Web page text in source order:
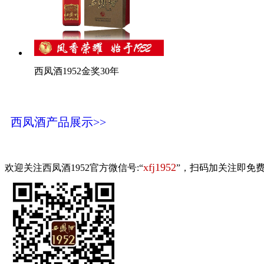
西凤酒1952金奖30年
西凤酒产品展示>>
欢迎关注西凤酒1952官方微信号:“xfj1952”，扫码加关注即免